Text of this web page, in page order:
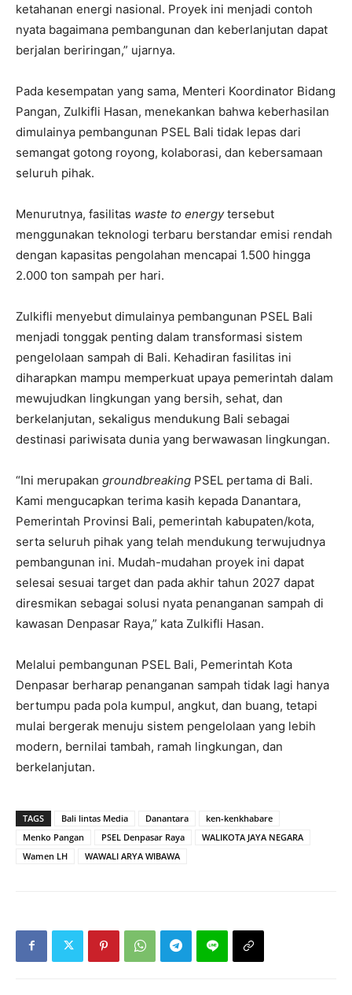
ketahanan energi nasional. Proyek ini menjadi contoh
nyata bagaimana pembangunan dan keberlanjutan dapat
berjalan beriringan,” ujarnya.
Pada kesempatan yang sama, Menteri Koordinator Bidang
Pangan, Zulkifli Hasan, menekankan bahwa keberhasilan
dimulainya pembangunan PSEL Bali tidak lepas dari
semangat gotong royong, kolaborasi, dan kebersamaan
seluruh pihak.
Menurutnya, fasilitas waste to energytersebut
menggunakan teknologi terbaru berstandar emisi rendah
dengan kapasitas pengolahan mencapai 1.500 hingga
2.000 ton sampah per hari.
Zulkifli menyebut dimulainya pembangunan PSEL Bali
menjadi tonggak penting dalam transformasi sistem
pengelolaan sampah di Bali. Kehadiran fasilitas ini
diharapkan mampu memperkuat upaya pemerintah dalam
mewujudkan lingkungan yang bersih, sehat, dan
berkelanjutan, sekaligus mendukung Bali sebagai
destinasi pariwisata dunia yang berwawasan lingkungan.
“Ini merupakan groundbreaking PSEL pertama di Bali.
Kami mengucapkan terima kasih kepada Danantara,
Pemerintah Provinsi Bali, pemerintah kabupaten/kota,
serta seluruh pihak yang telah mendukung terwujudnya
pembangunan ini. Mudah-mudahan proyek ini dapat
selesai sesuai target dan pada akhir tahun 2027 dapat
diresmikan sebagai solusi nyata penanganan sampah di
kawasan Denpasar Raya,” kata Zulkifli Hasan.
Melalui pembangunan PSEL Bali, Pemerintah Kota
Denpasar berharap penanganan sampah tidak lagi hanya
bertumpu pada pola kumpul, angkut, dan buang, tetapi
mulai bergerak menuju sistem pengelolaan yang lebih
modern, bernilai tambah, ramah lingkungan, dan
berkelanjutan.
TAGS Bali lintas Media Danantara
ken-kenkhabare
Menko Pangan
PSEL Denpasar Raya
WALIKOTA JAYA NEGARA
Wamen LH
WAWALI ARYA WIBAWA